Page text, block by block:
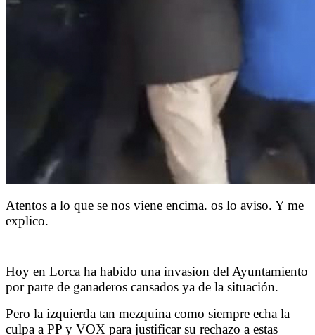
Atentos a lo que se nos viene encima. os lo aviso. Y me
explico.
Hoy en Lorca ha habido una invasion del Ayuntamiento
por parte de ganaderos cansados ya de la situación.
Pero la izquierda tan mezquina como siempre echa la
culpa a PP y VOX para justificar su rechazo a estas